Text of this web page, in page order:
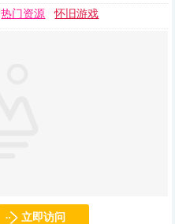
热门资源 怀旧游戏
立即访问